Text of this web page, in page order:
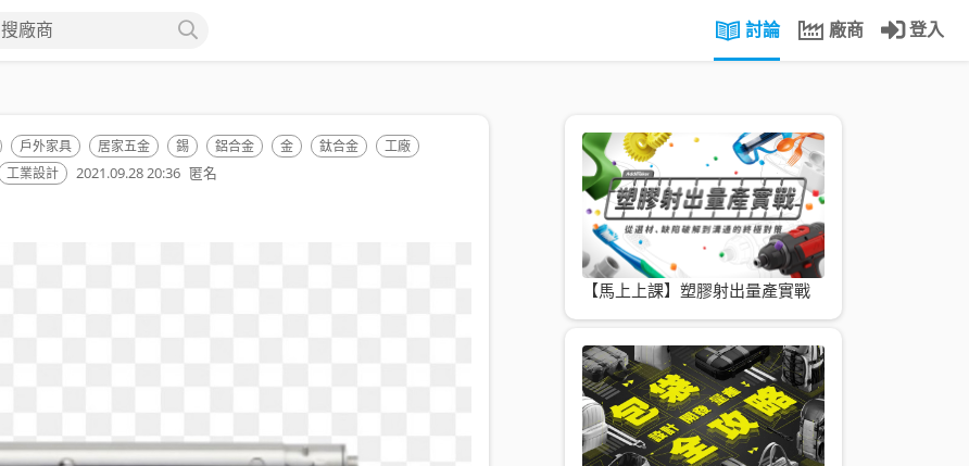
搜廠商 討論 廠商 登入
戶外家具 居家五金 錫 鋁合金 金 鈦合金
工廠
工業設計 2021.09.28 20:36 匿名
【馬上上課】塑膠射出量產實戰